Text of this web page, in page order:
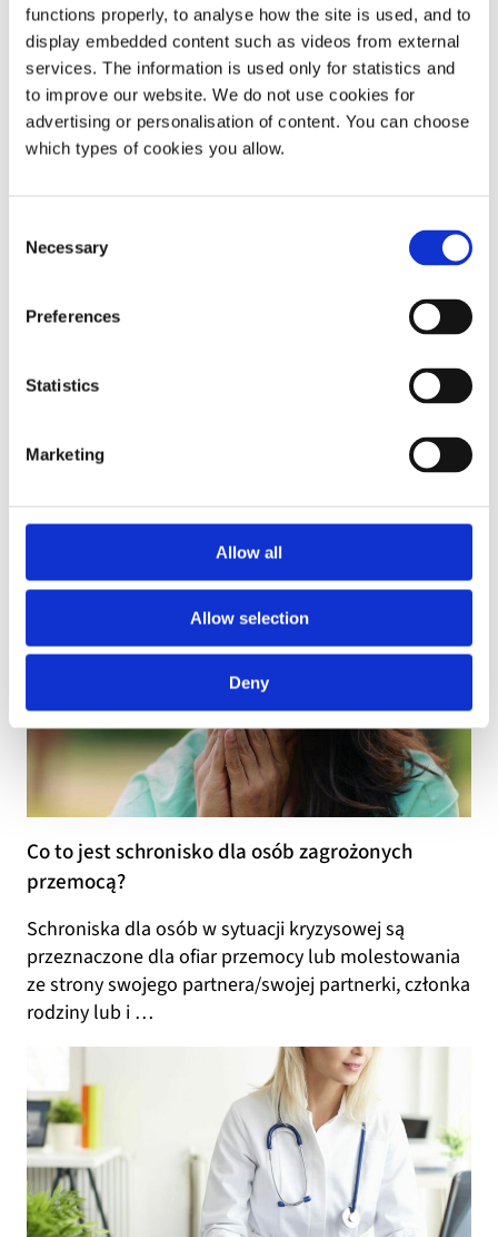
functions properly, to analyse how the site is used, and to
display embedded content such as videos from external
services. The information is used only for statistics and
to improve our website. We do not use cookies for
advertising or personalisation of content. You can choose
which types of cookies you allow.
Selection
Necessary
Preferences
Statistics
Marketing
Allow all
Allow selection
Deny
zwrócić się do Slettmeg.no., aby uzyskać porady i
pomoc. Sle …
może Ci pomóc, jeśli jesteś ofiarą przemocy lub
Czy byłeś/byłaś lub jesteś ofiarą przemocy ze strony
Co to jest schronisko dla osób zagrożonych
przemocą?
Schroniska dla osób w sytuacji kryzysowej są
przeznaczone dla ofiar przemocy lub molestowania
ze strony swojego partnera/swojej partnerki, członka
rodziny lub i …